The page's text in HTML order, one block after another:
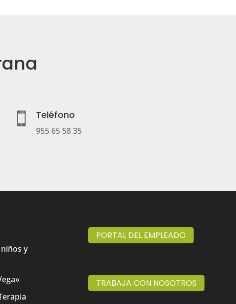
 Teléfono
955 65 58 35
y
PORTAL DEL EMPLEADO
TRABAJA CON NOSOTROS